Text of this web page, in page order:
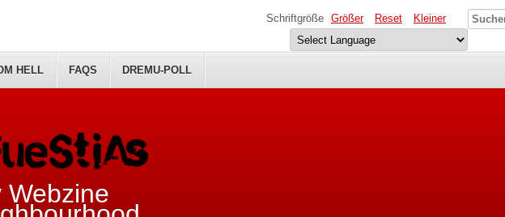
Webzine
HELL FAQS DREMU-POLL
Schriftgröße Größer Reset Kleiner